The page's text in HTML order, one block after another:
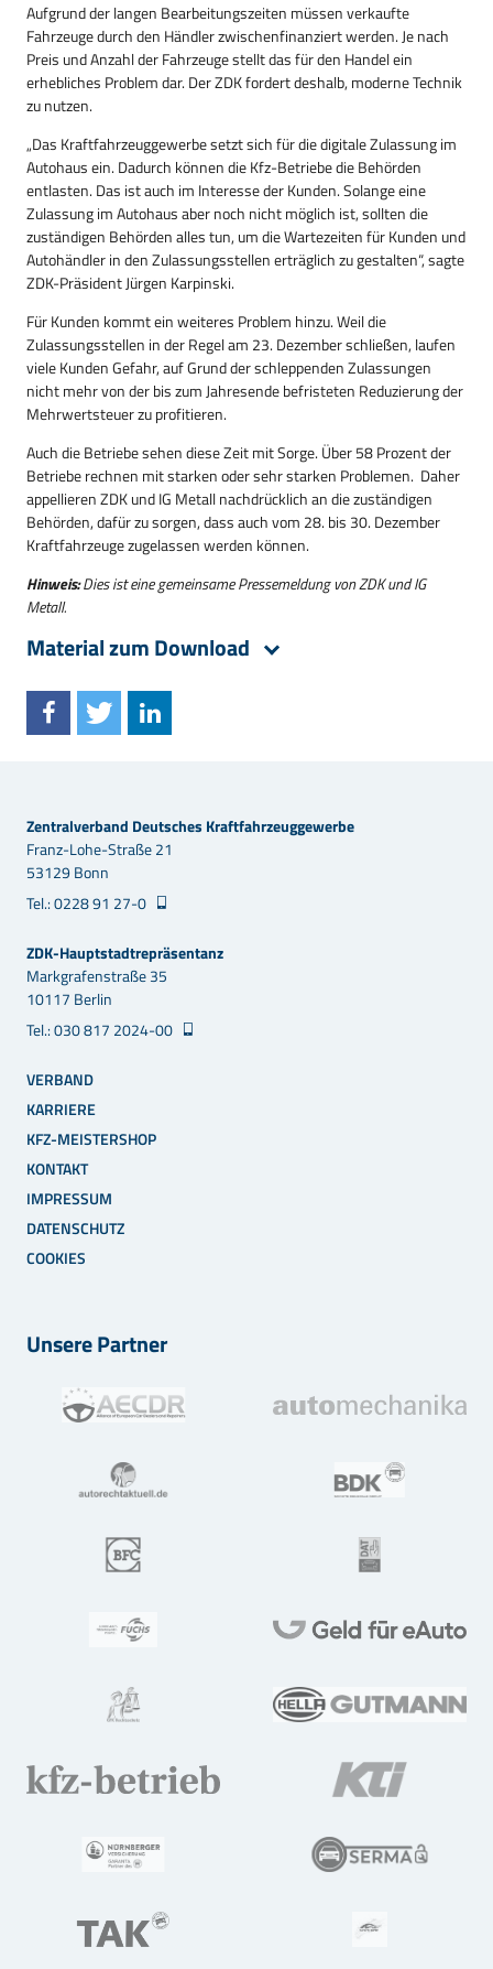
Aufgrund der langen Bearbeitungszeiten müssen verkaufte
Fahrzeuge durch den Händler zwischenfinanziert werden. Je nach
Preis und Anzahl der Fahrzeuge stellt das für den Handel ein
erhebliches Problem dar. Der ZDK fordert deshalb, moderne Technik
zu nutzen.
„Das Kraftfahrzeuggewerbe setzt sich für die digitale Zulassung im
Autohaus ein. Dadurch können die Kfz-Betriebe die Behörden
entlasten. Das ist auch im Interesse der Kunden. Solange eine
Zulassung im Autohaus aber noch nicht möglich ist, sollten die
zuständigen Behörden alles tun, um die Wartezeiten für Kunden und
Autohändler in den Zulassungsstellen erträglich zu gestalten“, sagte
ZDK-Präsident Jürgen Karpinski.
Für Kunden kommt ein weiteres Problem hinzu. Weil die
Zulassungsstellen in der Regel am 23. Dezember schließen, laufen
viele Kunden Gefahr, auf Grund der schleppenden Zulassungen
nicht mehr von der bis zum Jahresende befristeten Reduzierung der
Mehrwertsteuer zu profitieren.
Auch die Betriebe sehen diese Zeit mit Sorge. Über 58 Prozent der
Betriebe rechnen mit starken oder sehr starken Problemen. Daher
appellieren ZDK und IG Metall nachdrücklich an die zuständigen
Behörden, dafür zu sorgen, dass auch vom 28. bis 30. Dezember
Kraftfahrzeuge zugelassen werden können.
Hinweis:Dies ist eine gemeinsame Pressemeldung von ZDK und IG
Metall.
Material zum Download
Zentralverband Deutsches Kraftfahrzeuggewerbe
Franz-Lohe-Straße 21
53129 Bonn
Tel.: 0228 91 27-0
ZDK-Hauptstadtrepräsentanz
Markgrafenstraße 35
10117 Berlin
Tel.: 030 817 2024-00
VERBAND
KARRIERE
KFZ-MEISTERSHOP
KONTAKT
IMPRESSUM
DATENSCHUTZ
COOKIES
Unsere Partner